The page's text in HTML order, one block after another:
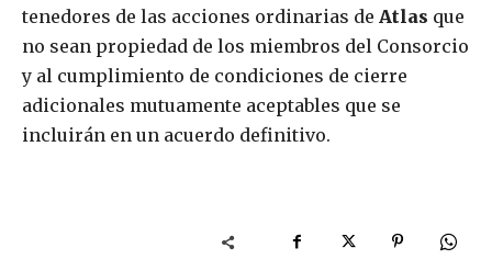
tenedores de las acciones ordinarias de Atlas que
no sean propiedad de los miembros del Consorcio
y al cumplimiento de condiciones de cierre
adicionales mutuamente aceptables que se
incluirán en un acuerdo definitivo.